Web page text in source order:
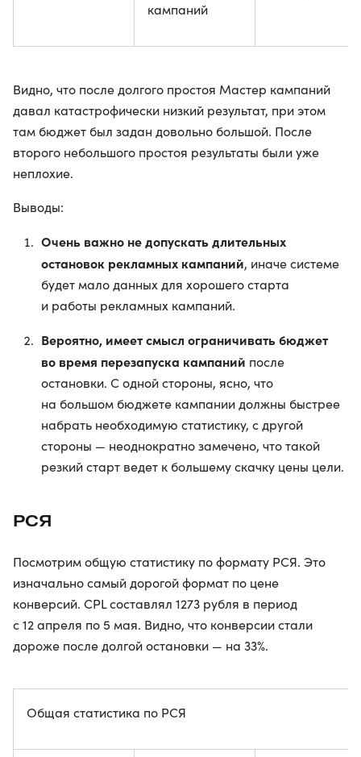
кампаний
Видно, что после долгого простоя Мастер кампаний
давал катастрофически низкий результат, при этом
там бюджет был задан довольно большой. После
второго небольшого простоя результаты были уже
неплохие.
Выводы:
Очень важно не допускать длительных
остановок рекламных кампаний, иначе системе
будет мало данных для хорошего старта
и работы рекламных кампаний.
Вероятно, имеет смысл ограничивать бюджет
во время перезапуска кампаний после
остановки. С одной стороны, ясно, что
на большом бюджете кампании должны быстрее
набрать необходимую статистику, с другой
стороны — неоднократно замечено, что такой
резкий старт ведет к большему скачку цены цели.
РСЯ
Посмотрим общую статистику по формату РСЯ. Это
изначально самый дорогой формат по цене
конверсий. CPL составлял 1273 рубля в период
с 12 апреля по 5 мая. Видно, что конверсии стали
дороже после долгой остановки — на 33%.
Общая статистика по РСЯ